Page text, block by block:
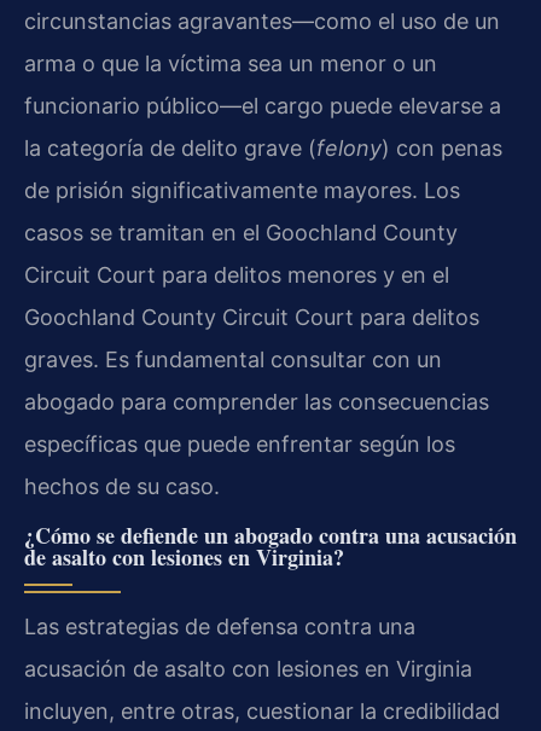
circunstancias agravantes—como el uso de un
arma o que la víctima sea un menor o un
funcionario público—el cargo puede elevarse a
la categoría de delito grave (felony) con penas
de prisión significativamente mayores. Los
casos se tramitan en el Goochland County
Circuit Court para delitos menores y en el
Goochland County Circuit Court para delitos
graves. Es fundamental consultar con un
abogado para comprender las consecuencias
específicas que puede enfrentar según los
hechos de su caso.
¿Cómo se defiende un abogado contra una acusación
de asalto con lesiones en Virginia?
Las estrategias de defensa contra una
acusación de asalto con lesiones en Virginia
incluyen, entre otras, cuestionar la credibilidad